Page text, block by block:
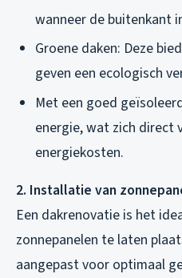
wanneer de buitenkant
Groene daken: Deze
geven een ecologisch
Met een goed
energie, wat zich direct
energiekosten.
2. Installatie van
Een dakrenovatie is het
zonnepanelen te laten
aangepast voor optimaal